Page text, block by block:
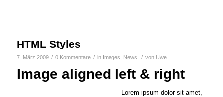
HTML Styles
7. März 2009 / 0 Kommentare / in Images News / von Uwe
Image aligned left & right
Lorem ipsum dolor sit amet,